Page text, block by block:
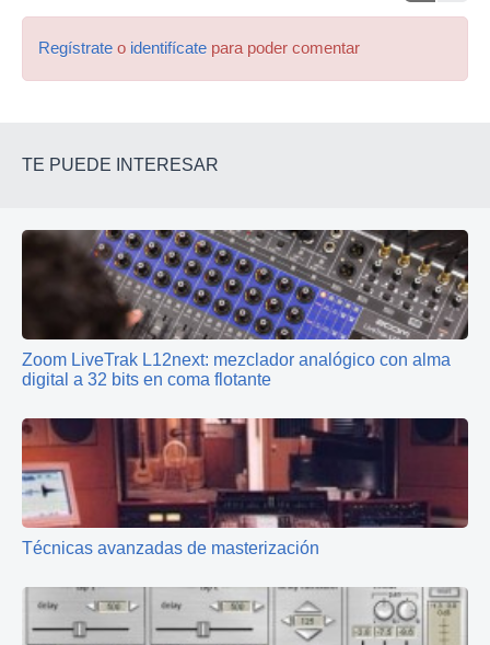
Regístrate o identifícate para poder comentar
TE PUEDE INTERESAR
Zoom LiveTrak L12next: mezclador analógico con alma
digital a 32 bits en coma flotante
Técnicas avanzadas de masterización